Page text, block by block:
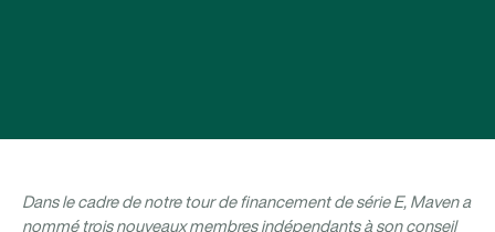
Dans le cadre de notre tour de financement de série E, Maven a
nommé trois nouveaux membres indépendants à son conseil